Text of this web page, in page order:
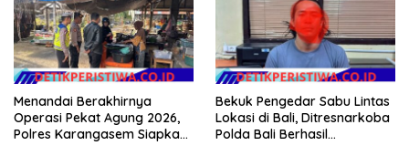
Menandai Berakhirnya
Operasi Pekat Agung 2026,
Polres Karangasem Siapkan
Bekuk Pengedar Sabu Lintas
Lokasi di Bali, Ditresnarkoba
Polda Bali Berhasil